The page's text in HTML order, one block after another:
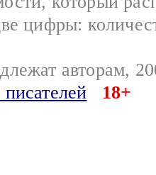
цифры:
авторам,
18+